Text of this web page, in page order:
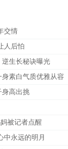
交情
人后怕
逆生长秘诀曝光
素白气质优雅从容
身高出挑
被记者点醒
中永远的明月